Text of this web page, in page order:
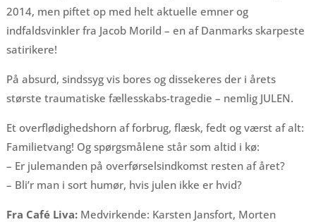
2014, men piftet op med helt aktuelle emner og
indfaldsvinkler fra Jacob Morild – en af Danmarks skarpeste
satirikere!
På absurd, sindssyg vis bores og dissekeres der i årets
største traumatiske fællesskabs-tragedie – nemlig JULEN.
Et overflødighedshorn af forbrug, flæsk, fedt og værst af alt:
Familietvang! Og spørgsmålene står som altid i kø:
– Er julemanden på overførselsindkomst resten af året?
– Bli’r man i sort humør, hvis julen ikke er hvid?
Fra Café Liva: Medvirkende: Karsten Jansfort, Morten